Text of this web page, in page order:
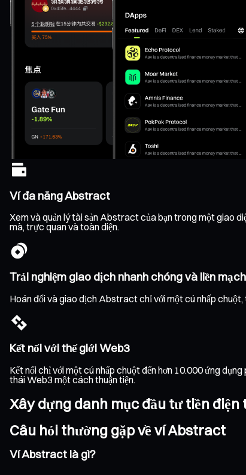
Ví đa năng Abstract
Xem và quản lý tài sản Abstract của bạn trong một giao
mà, trực quan và toàn diện.
Trải nghiệm giao dịch nhanh chóng và liền mạch
Hoán đổi và giao dịch Abstract chỉ với một cú nhấp chuột,
Kết nối với thế giới Web3
Kết nối chỉ với một cú nhấp chuột đến hơn 10.000 ứng
thái Web3 một cách thuận tiện.
Xây dựng danh mục đầu tư tiền
Câu hỏi thường gặp về ví Abstract
Ví Abstract là gì?